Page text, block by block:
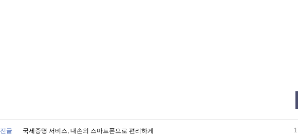
글 국세증명 서비스, 내손의 스마트폰으로 편리하게